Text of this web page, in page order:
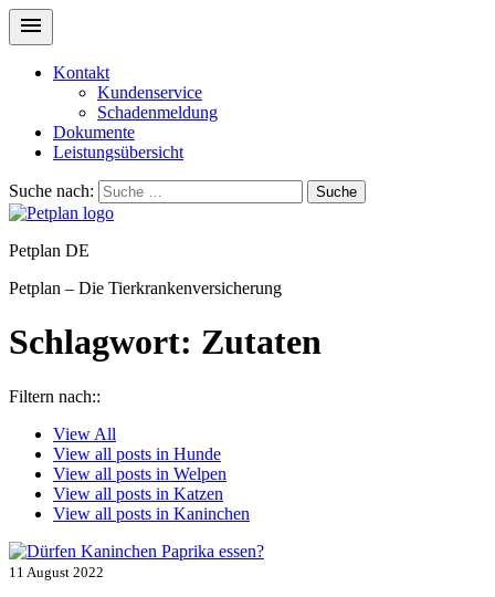
Kontakt
Kundenservice
Schadenmeldung
Dokumente
Leistungsübersicht
Suche nach: Suche
Petplan DE
Petplan – Die Tierkrankenversicherung
Schlagwort: Zutaten
Filtern nach::
View All
View all posts in Hunde
View all posts in Welpen
View all posts in Katzen
View all posts in Kaninchen
11 August 2022